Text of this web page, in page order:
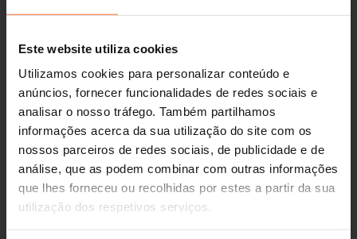
Este website utiliza cookies
Utilizamos cookies para personalizar conteúdo e
anúncios, fornecer funcionalidades de redes sociais e
analisar o nosso tráfego. Também partilhamos
informações acerca da sua utilização do site com os
nossos parceiros de redes sociais, de publicidade e de
análise, que as podem combinar com outras informações
que lhes forneceu ou recolhidas por estes a partir da sua
utilização dos respetivos serviços.
Seattle – Popup park